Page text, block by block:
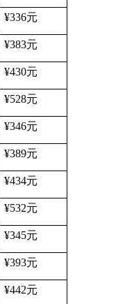
¥336元
¥383元
¥430元
¥528元
¥346元
¥389元
¥434元
¥532元
¥345元
¥393元
¥442元